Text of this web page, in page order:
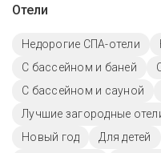
Отели
Недорогие СПА-отели
С бассейном и баней
С бассейном и сауной
Лучшие загородные
Новый год
Для детей